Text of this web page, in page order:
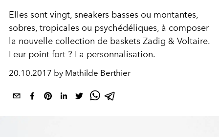
Elles sont vingt, sneakers basses ou montantes,
sobres, tropicales ou psychédéliques, à composer
la nouvelle collection de baskets Zadig & Voltaire.
Leur point fort ? La personnalisation.
20.10.2017 by Mathilde Berthier